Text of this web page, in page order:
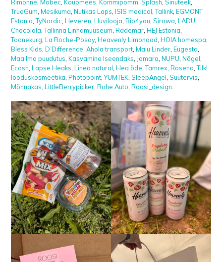
Rimonne, Mobec, Kaupmees, Kommipomm,Spläsh,Sinuteek,
TrueGum,Mesikuma,Nutikas Laps,ISIS medical,Tallink,EGMONT
Estonia,TyNordic,Heveren,Huvilooja,Bio4you,Sirowa,LADU,
Chocolala,Tallinna Linnamuuseum,Rademar,HEJ Estonia,
Toonekurg,La Roche-Posay,Heavenly Limonaad, HOIA homespa,
Bless Kids,D’Difference,Ahola transport,Maiu Linder,Eugesta,
Maailma puudutus,Kasvamine Iseendaks, Jomara,NUPU,Nõgel,
Ecosh, Lapse Heaks,Linea natural,Hea õde,Tamrex, Rosena,Tilk!
looduskosmeetika,Photopoint,YUMTEK,SleepAngel,Suutervis,
Mõnnakas, LittleBerrypicker, Rohe Auto,Roosi_design.